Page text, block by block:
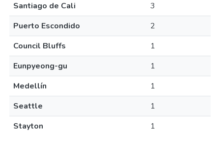
Santiago de Cali
3
Puerto Escondido
2
Council Bluffs
1
Eunpyeong-gu
1
Medellín
1
Seattle
1
Stayton
1